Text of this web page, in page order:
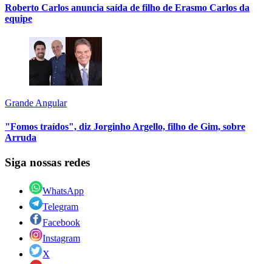
Roberto Carlos anuncia saída de filho de Erasmo Carlos da
equipe
Grande Angular
"Fomos traídos", diz Jorginho Argello, filho de Gim, sobre
Arruda
Siga nossas redes
WhatsApp
Telegram
Facebook
Instagram
X